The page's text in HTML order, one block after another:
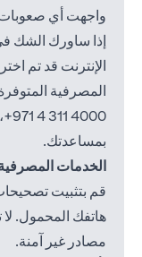
واجهت أي صعوبات
إذا ساورك الشك
المصرفية المتوفرة على مدار
4000 311 4 971+
بمساعدتك.
الخدمات
قم بتثبيت
هاتفك المحمول. لا
مصادر غير آمنة.